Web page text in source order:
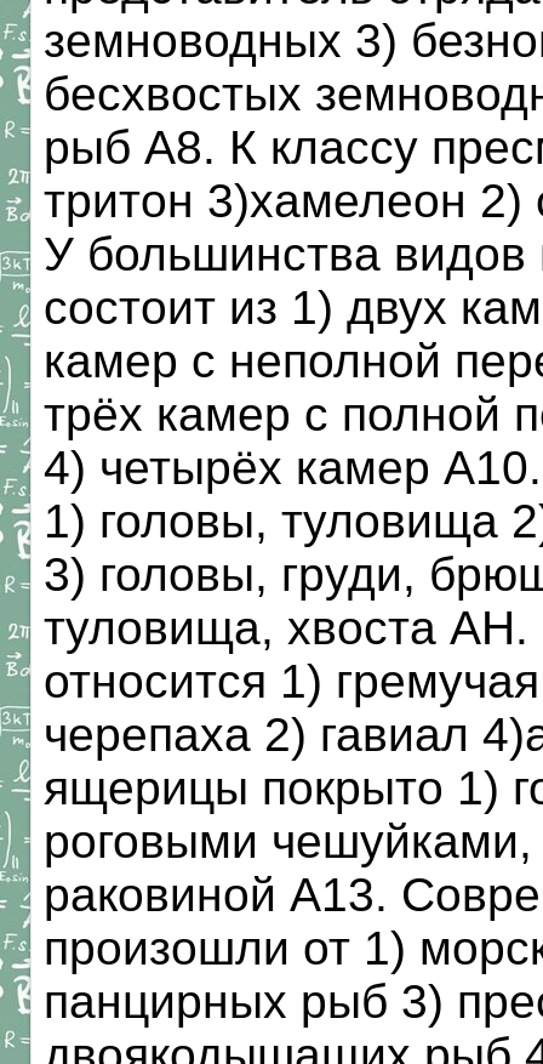
земноводных 3)
бесхвостых
рыб А8. К классу
тритон 3)хамелеон
У большинства
состоит из 1) двух
камер с неполной
трёх камер с полной
4) четырёх камер
1) головы, туловища
3) головы, груди,
туловища, хвоста
относится 1)
черепаха 2) гавиал
ящерицы покрыто 1)
роговыми
раковиной А13.
произошли от 1)
панцирных рыб 3)